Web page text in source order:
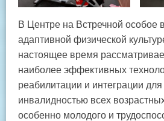
В Центре на Встречной особое
адаптивной физической
настоящее время
наиболее эффективных
реабилитации и интеграции
инвалидностью всех
особенно молодого и